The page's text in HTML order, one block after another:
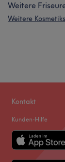
Weitere
Weitere
Kontakt
Kunden-Hilfe